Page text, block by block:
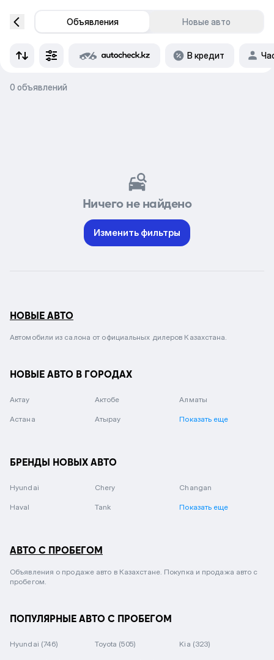
Объявления Новые авто
В кредит
0 объявлений
Ничего не найдено
Изменить фильтры
НОВЫЕ АВТО
Автомобили из салона от официальных дилеров Казахстана.
НОВЫЕ АВТО В ГОРОДАХ
Актау Актобе Алматы
Астана Атырау Показать еще
БРЕНДЫ НОВЫХ АВТО
Hyundai Chery Changan
Haval Tank Показать еще
АВТО С ПРОБЕГОМ
Объявления о продаже авто в Казахстане. Покупка и продажа авто с
пробегом.
ПОПУЛЯРНЫЕ АВТО С ПРОБЕГОМ
Hyundai (746) Toyota (505) Kia (323)